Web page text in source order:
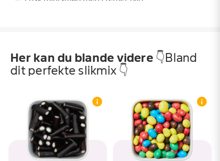
Store Mint Bidder er en af de lakridsklassikere,
mange genkender med det samme. De mørke
ud i slikposen og er et oplagt valg for dig, der
holder af kombinationen af lakrids og mint. Det
enkle udseende gemmer på en smagsoplevelse,
som har været populær blandt lakridselskere i
generationer.
Her kan du blande videre 👇Bland
dit perfekte slikmix 👇